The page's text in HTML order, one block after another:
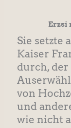
Erzsi
Sie setzte
Kaiser
durch, der
von
und
wie nicht